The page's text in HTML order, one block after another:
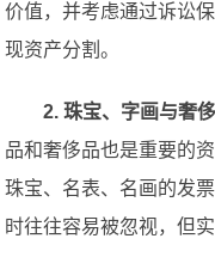
价值，并考虑通过诉讼
现资产分割。
2. 珠宝、字画与奢
品和奢侈品也是重要的
珠宝、名表、名画的发
时往往容易被忽视，但